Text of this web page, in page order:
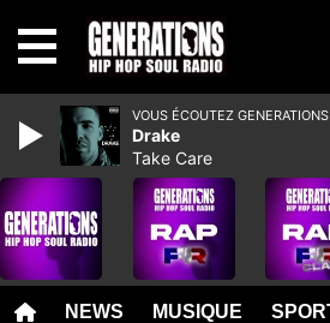
NEWS MUSIQUE
VOUS ÉCOUTEZ GENERATIONS
Drake
Take Care